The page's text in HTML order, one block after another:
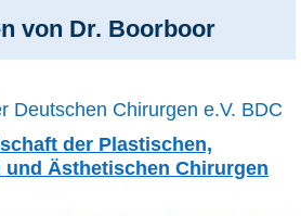
von Dr. Boorboor
Deutschen Chirurgen e.V. BDC
der Plastischen,
Ästhetischen Chirurgen